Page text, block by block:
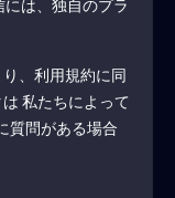
は、独自のプラ
、利用規約に同
私たちによって
質問がある場合